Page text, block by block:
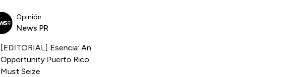
Opinión
News PR
[EDITORIAL] Esencia: An
Opportunity Puerto Rico
Must Seize